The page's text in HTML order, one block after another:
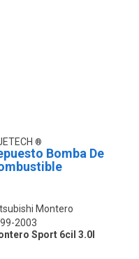
Bomba De
Montero
2003
Sport 6cil 3.0l